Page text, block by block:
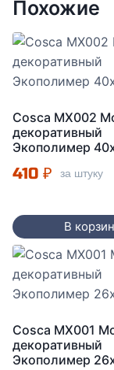
Похожие
Cosca MX002
декоративный
Экополимер
410 ₽ за штуку
В
Cosca MX001
декоративный
Экополимер